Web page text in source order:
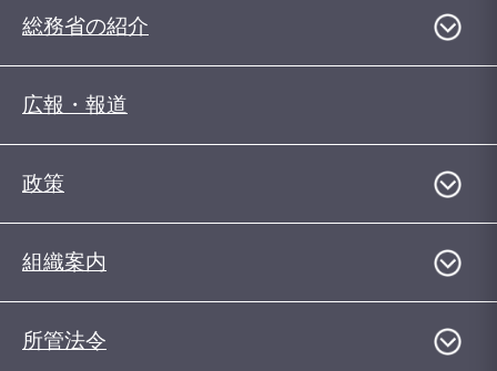
総務省の紹介
広報・報道
政策
組織案内
所管法令